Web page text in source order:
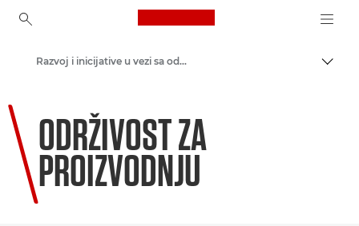
Canon Logo, back to
Razvoj i inicijative u vezi sa održivošću
ODRŽIVOST ZA
PROIZVODNJU